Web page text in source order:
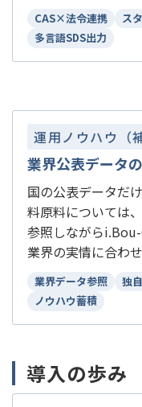
CAS×法令連携 ス
多言語SDS出力
運用ノウハウ（
業界公表データ
国の公表データだ
料原料については
参照しながら
業界の実情に合わ
業界データ参照 独
ノウハウ蓄積
導入の歩み